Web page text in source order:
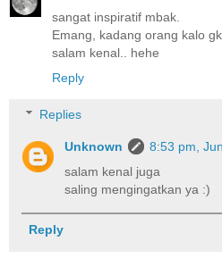
sangat inspiratif mbak.
Emang, kadang orang kalo
salam kenal.. hehe
Reply
Replies
Unknown
8:53 pm,
salam kenal juga
saling mengingatkan ya :)
Reply